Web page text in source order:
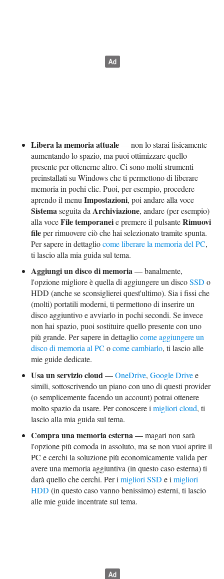
Libera la memoria attuale— non lo starai fisicamente
aumentando lo spazio, ma puoi ottimizzare quello
presente per ottenerne altro. Ci sono molti strumenti
preinstallati su Windows che ti permettono di liberare
memoria in pochi clic. Puoi, per esempio, procedere
aprendo il menuImpostazioni, poi andare alla voce
Sistemaseguita da Archiviazione, andare (per esempio)
alla voceFile temporaneie premere il pulsanteRimuovi
fileper rimuovere ciò che hai selezionato tramite spunta.
Per sapere in dettagliocome liberare la memoria del PC,
ti lascio alla mia guida sul tema.
Aggiungi un disco di memoria— banalmente,
l'opzione migliore è quella di aggiungere un discoSSD o
HDD (anche se sconsiglierei quest'ultimo). Sia i fissi che
(molti) portatili moderni, ti permettono di inserire un
disco aggiuntivo e avviarlo in pochi secondi. Se invece
non hai spazio, puoi sostituire quello presente con uno
più grande. Per sapere in dettagliocome aggiungere un
disco di memoria al PC ocome cambiarlo, ti lascio alle
mie guide dedicate.
Usa un servizio cloud—OneDrive,Google Drivee
simili, sottoscrivendo un piano con uno di questi provider
(o semplicemente facendo un account) potrai ottenere
molto spazio da usare. Per conoscere imigliori cloud, ti
lascio alla mia guida sul tema.
Compra una memoria esterna— magari non sarà
l'opzione più comoda in assoluto, ma se non vuoi aprire il
PC e cerchi la soluzione più economicamente valida per
avere una memoria aggiuntiva (in questo caso esterna) ti
darà quello che cerchi. Per imigliori SSD e imigliori
HDD (in questo caso vanno benissimo) esterni, ti lascio
alle mie guide incentrate sul tema.